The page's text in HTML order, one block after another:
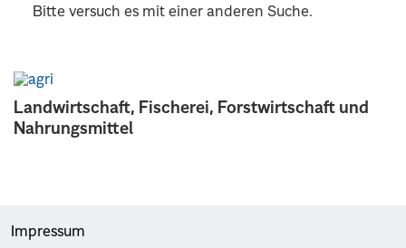
Landwirtschaft, Fischerei, Forstwirtschaft und
Nahrungsmittel
Bitte versuch es mit einer anderen Suche.
Impressum